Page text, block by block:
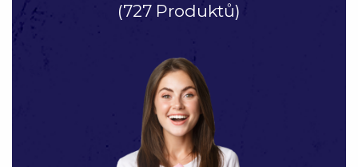
(727 Produktů)